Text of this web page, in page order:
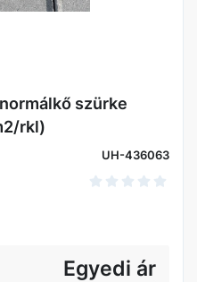
szürke
rkl)
UH-436063
Egyedi ár